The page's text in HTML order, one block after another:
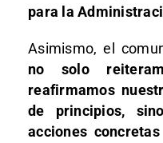
para la
Asimismo, el
no solo
reafirmamos
de principios,
acciones